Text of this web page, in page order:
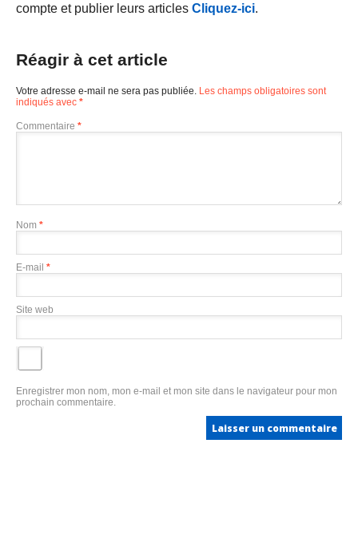
compte et publier leurs articles Cliquez-ici.
Réagir à cet article
Votre adresse e-mail ne sera pas publiée. Les champs obligatoires sont
indiqués avec *
Commentaire *
Nom *
E-mail *
Site web
Enregistrer mon nom, mon e-mail et mon site dans le navigateur pour mon
prochain commentaire.